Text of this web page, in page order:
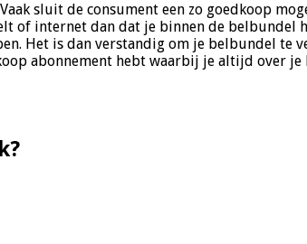
sluit de consument een zo goedkoop
internet dan dat je binnen de belbundel
Het is dan verstandig om je belbundel te
abonnement hebt waarbij je altijd over